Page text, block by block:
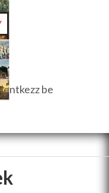
be